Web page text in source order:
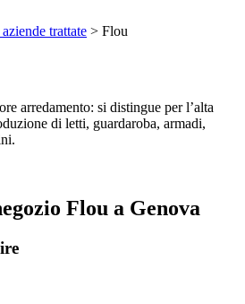
trattate > Flou
arredamento: si distingue per l’alta
di letti, guardaroba, armadi,
Flou a Genova